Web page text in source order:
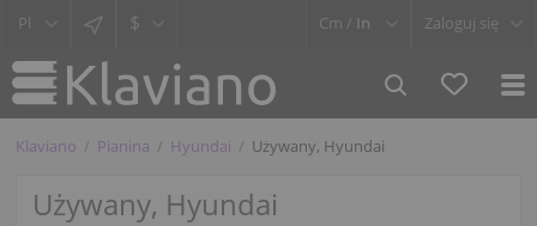
$ Cm / In Zaloguj się
Klaviano Pianina Hyundai Używany, Hyundai
Używany, Hyundai